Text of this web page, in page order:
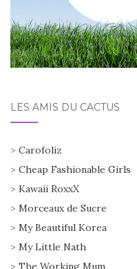
LES AMIS DU CACTUS
> Carofoliz
> Cheap Fashionable Girls
> Kawaii RoxxX
> Morceaux de Sucre
> My Beautiful Korea
> My Little Nath
> The Working Mum